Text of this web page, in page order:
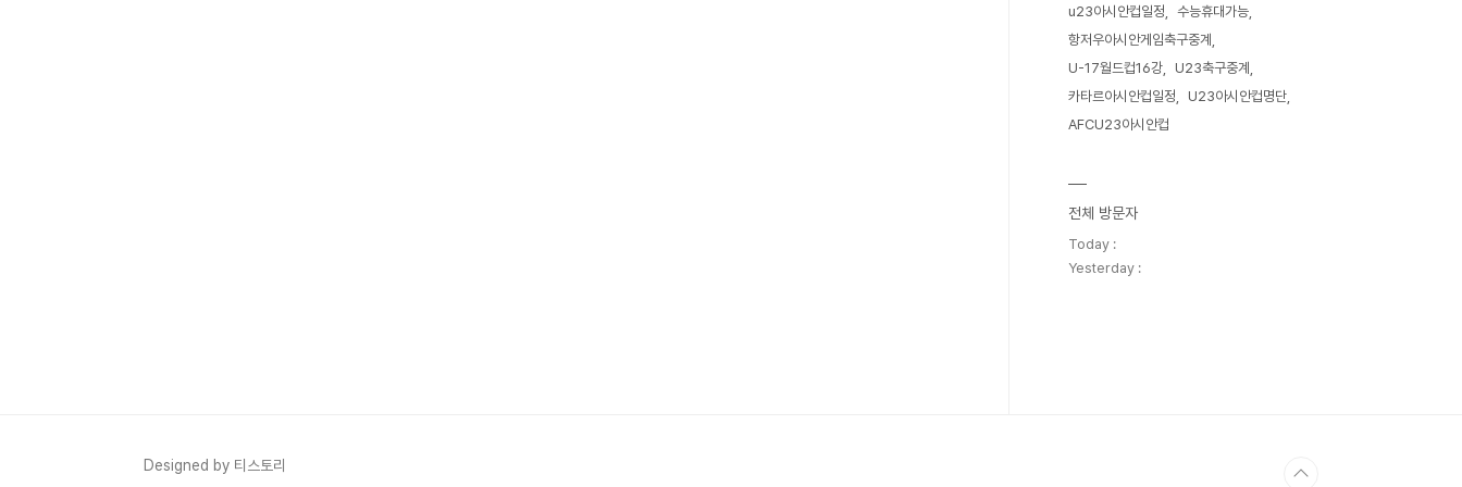
u23아시안컵일정
수능휴대가능
항저우아시안게임축구중계
U-17월드컵16강
U23축구중계
카타르아시안컵일정
U23아시안컵명단
AFCU23아시안컵
전체 방문자
Today :
Yesterday :
Designed by 티스토리